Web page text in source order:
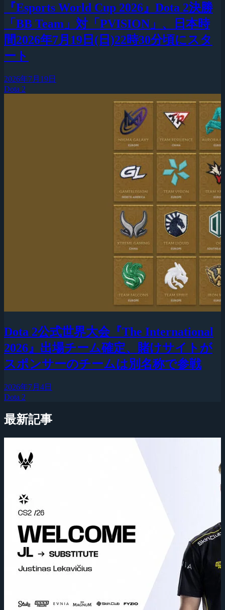
『Esports World Cup 2026』Dota 2決勝
「BB Team」対「PVISION」、日本時
間2026年7月19日(日)22時30分頃にスタ
ート
2026年7月19日
Dota 2
Dota 2公式世界大会『The International
2026』出場チーム確定、賭けサイトが
スポンサーのチームは別名称で参戦
2026年7月4日
Dota 2
最新記事